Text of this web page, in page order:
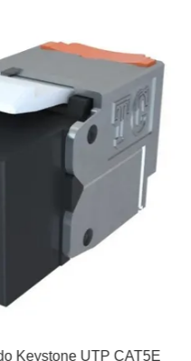
Keystone UTP CAT5E